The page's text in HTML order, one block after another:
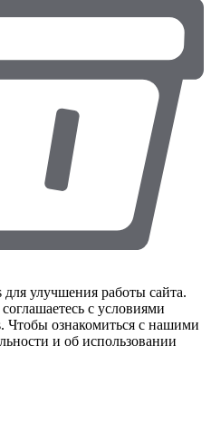
улучшения работы сайта.
с условиями
Чтобы ознакомиться с нашими
и об использовании